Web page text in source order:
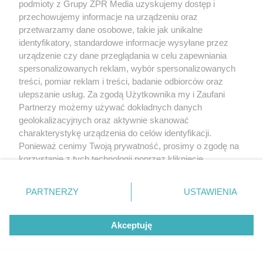
w leczeniu nadciśnienia tętniczego
w leczeniu dławicy piersiowej
w leczeniu zaburzeń rytmu serca,
pomocniczo u chorych z nadczynnością tarczycy
stosuje się go także bezpośrednio po zawale
serca (jak najwcześniejsze rozpoczęcie leczenia
metoprololem zmniejsza obszar martwicy
i ryzyko migotania komór).
zmęczenie, ogólne osłabienia
niedociśnienie tętnicze (w tym ortostatyczne) i
związane z tym bóle i zawroty głowy
podmioty z Grupy ZPR Media uzyskujemy dostęp i
przechowujemy informacje na urządzeniu oraz
przetwarzamy dane osobowe, takie jak unikalne
identyfikatory, standardowe informacje wysyłane przez
urządzenie czy dane przeglądania w celu zapewniania
spersonalizowanych reklam, wybór spersonalizowanych
treści, pomiar reklam i treści, badanie odbiorców oraz
ulepszanie usług. Za zgodą Użytkownika my i Zaufani
Partnerzy możemy używać dokładnych danych
geolokalizacyjnych oraz aktywnie skanować
charakterystykę urządzenia do celów identyfikacji.
Ponieważ cenimy Twoją prywatność, prosimy o zgodę na
korzystanie z tych technologii poprzez kliknięcie
zmienić/wycofać klikając przycisk ustawień prywatności
znajdujący się w lewym dolnym rogu strony
rodzaje przetwarzania danych nie wymagają zgody
użytkownika, ale masz prawo sprzeciwić się takiemu
przetwarzaniu. Preferencje będą miały zastosowanie tylko
PARTNERZY USTAWIENIA
Akceptuję